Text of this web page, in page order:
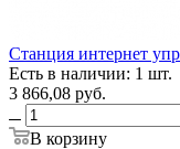
Станция интернет
Есть в наличии: 1 шт.
3 866,08 руб.
В корзину